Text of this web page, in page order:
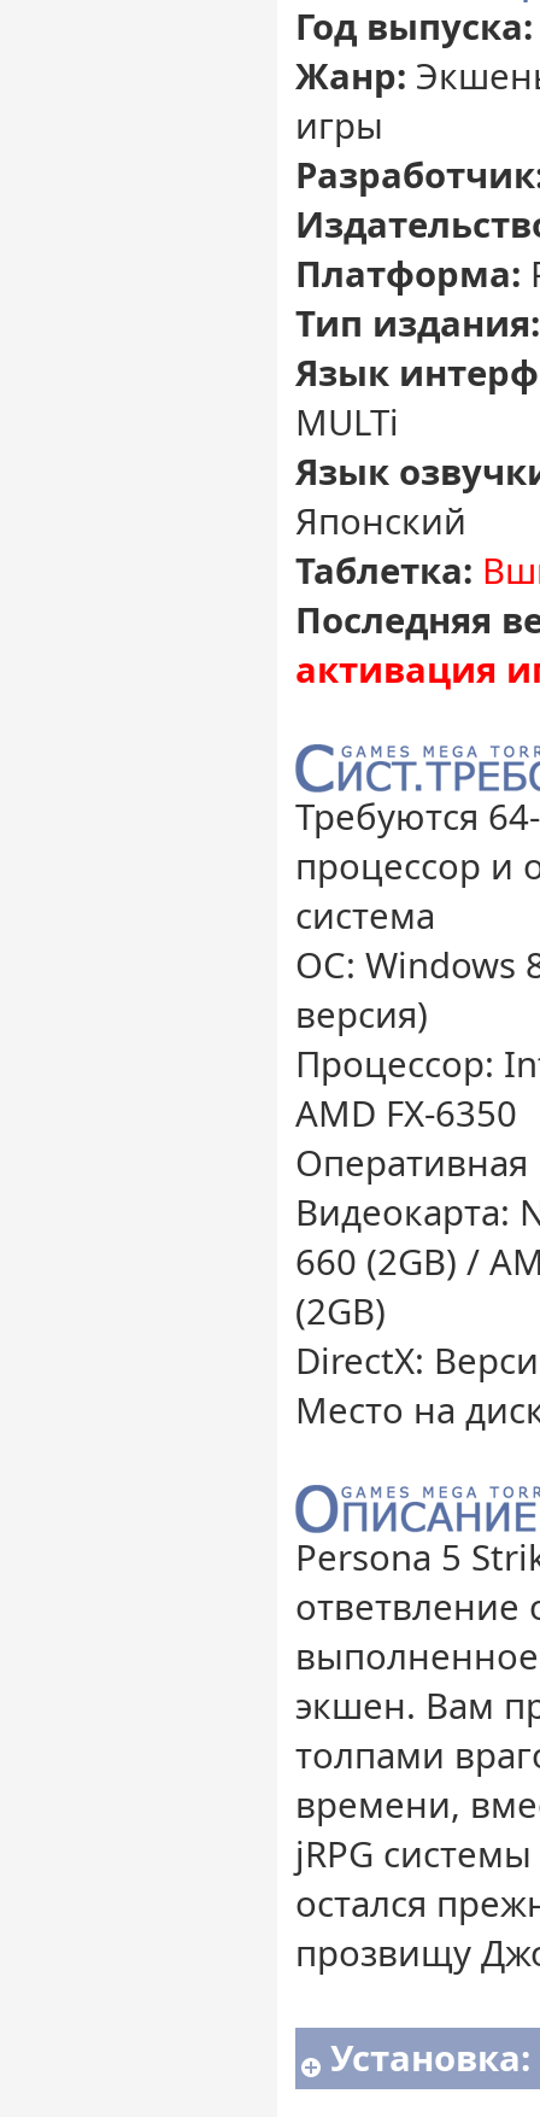
Год
Жанр:
игры
Платформа:
Тип издания:
Язык
MULTi
Язык
Японский
Таблетка:
Последняя
активация
Требуются
процессор и
система
ОС: Windows
версия)
Процессор:
AMD FX-6350
Оперативная
Видеокарта:
660 (2GB) /
(2GB)
DirectX:
Место на
Persona 5
ответвление
экшен. Вам
толпами
времени,
jRPG
остался
прозвищу
Установка: